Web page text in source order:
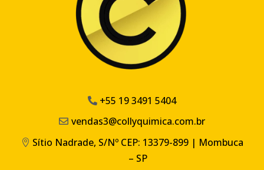
+55 19 3491 5404
vendas3@collyquimica.com.br
Sítio Nadrade, S/Nº CEP: 13379-899 | Mombuca
– SP